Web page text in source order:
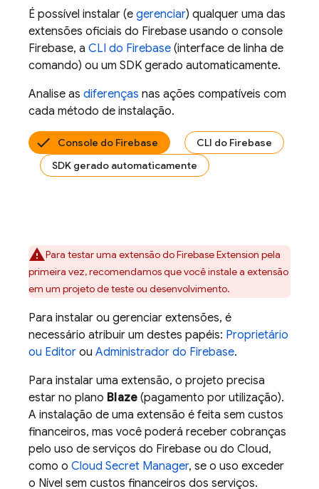
É possível instalar (e gerenciar) qualquer uma das
extensões oficiais do Firebase usando o console
Firebase, a CLI do Firebase (interface de linha de
comando) ou um SDK gerado automaticamente.
Analise as diferenças nas ações compatíveis com
cada método de instalação.
Console do Firebase
CLI do Firebase
SDK gerado automaticamente
Para testar uma extensão doFirebase Extension pela
primeira vez, recomendamos que você instale a extensão
em um projeto de teste ou desenvolvimento.
Para instalar ou gerenciar extensões, é
necessário atribuir um destes papéis: Proprietário
ou Editor ou Administrador do Firebase.
Para instalar uma extensão, o projeto precisa
estar no plano Blaze (pagamento por utilização).
A instalação de uma extensão é feita sem custos
financeiros, mas você poderá receber cobranças
pelo uso de serviços do Firebase ou do Cloud,
como o Cloud Secret Manager, se o uso exceder
o Nível sem custos financeiros dos serviços.